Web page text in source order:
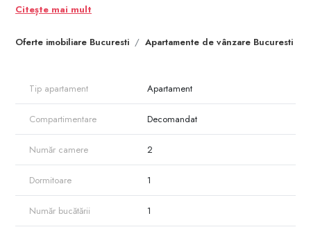
Oferte imobiliare Bucuresti Apartamente de vânzare Bucuresti
programata pentru luna iunie, 2015.
garsoniere, 2, 3, 4 camere si duplex-uri de 2 camere.
dotarile apartamentelor se ridica la cele mai actuale cerinte in termeni
de confort, amplasare si accesilbilitate a pretului.
Din 1936, imobilul de la numarul 21 de pe strada Popa Nan a gazduit
pe rand ateliere de tipografie ale Editurii Cugetarea, casa de discuri
Electrecord si, ulterior, o blanarie. Vecinii inca isi amintesc vremurile de
Citește mai mult
Tip apartament Apartament
Compartimentare Decomandat
Număr camere 2
Dormitoare 1
Număr bucătării 1